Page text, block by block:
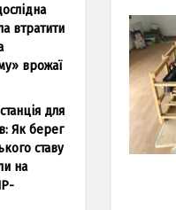
втратити
врожаї
для
Як берег
ставу
на